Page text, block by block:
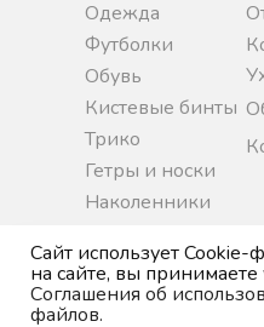
Сайт использует Cookie-
на сайте, вы принимаете
Соглашения об
файлов.
Наколенники
© 2025, A7
Гетры и носки
Трико
Кистевые бинты
Обувь
Футболки
Одежда